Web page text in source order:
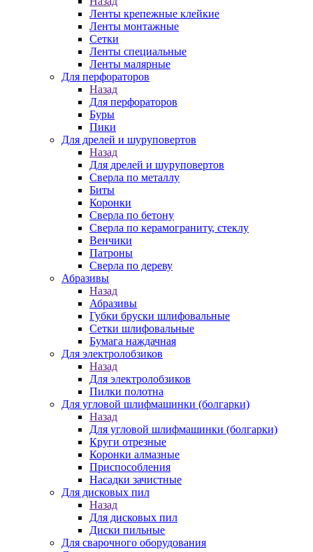
Ленты крепежные клейкие
Ленты монтажные
Сетки
Ленты специальные
Ленты малярные
Для перфораторов
Назад
Для перфораторов
Буры
Пики
Для дрелей и шуруповертов
Назад
Для дрелей и шуруповертов
Сверла по металлу
Биты
Коронки
Сверла по бетону
Сверла по керамограниту, стеклу
Венчики
Патроны
Сверла по дереву
Абразивы
Назад
Абразивы
Губки бруски шлифовальные
Сетки шлифовальные
Бумага наждачная
Для электролобзиков
Назад
Для электролобзиков
Пилки полотна
Для угловой шлифмашинки (болгарки)
Назад
Для угловой шлифмашинки (болгарки)
Круги отрезные
Коронки алмазные
Приспособления
Насадки зачистные
Для дисковых пил
Назад
Для дисковых пил
Диски пильные
Для сварочного оборудования